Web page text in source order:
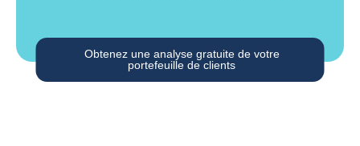
Obtenez une analyse gratuite de votre
portefeuille de clients